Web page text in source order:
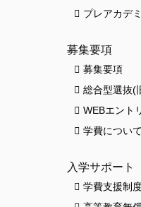
プレアカデ
募集要項
募集要項
総合型選抜(
WEBエント
学費について
入学サポート
学費支援制